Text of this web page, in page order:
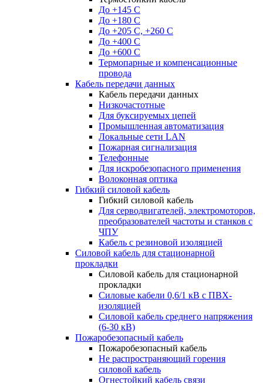
До +145 С
До +180 C
До +205 С, +260 С
До +400 C
До +600 С
Термопарные и компенсационные
провода
Кабель передачи данных
Кабель передачи данных
Низкочастотные
Для буксируемых цепей
Промышленная автоматизация
Локальные сети LAN
Пожарная сигнализация
Телефонные
Для искробезопасного применения
Волоконная оптика
Гибкий силовой кабель
Гибкий силовой кабель
Для серводвигателей, электромоторов,
преобразователей частоты и станков с
ЧПУ
Кабель с резиновой изоляцией
Силовой кабель для стационарной
прокладки
Силовой кабель для стационарной
прокладки
Силовые кабели 0,6/1 кВ с ПВХ-
изоляцией
Силовой кабель среднего напряжения
(6-30 кВ)
Пожаробезопасный кабель
Пожаробезопасный кабель
Не распространяющий горения
силовой кабель
Огнестойкий кабель связи